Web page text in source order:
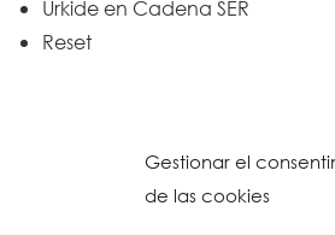
Gestionar el
de las cookies
Urkide en Cadena SER
Reset